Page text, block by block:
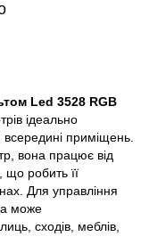
Led 3528 RGB
ідеально
всередині приміщень.
вона працює від
що робить її
Для управління
може
сходів, меблів,